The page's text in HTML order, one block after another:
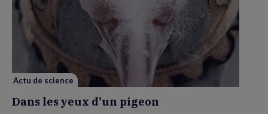
Actu de science
Dans les yeux d’un pigeon